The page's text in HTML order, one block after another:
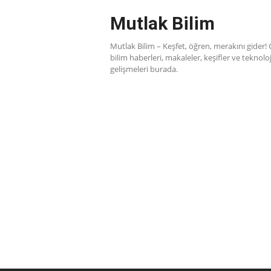
Mutlak Bilim
Mutlak Bilim – Keşfet, öğren, merakını gider!
bilim haberleri, makaleler, keşifler ve
gelişmeleri burada.